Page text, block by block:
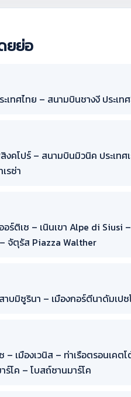
ยย่อ
ทศไทย – สนามบินชางงี ประเท
งคโปร์ – สนามบินมิวนิค ประเ
รซ่า
อร์ติเซ – เนินเขา Alpe di
จัตุรัส Piazza Walther
าบมิซูรินา – เมืองกอร์ตีนาดัมเปซ
เมืองเวนิส – ท่าเรือตรอนเคต
ร์โค – โบสถ์ซานมาร์โค